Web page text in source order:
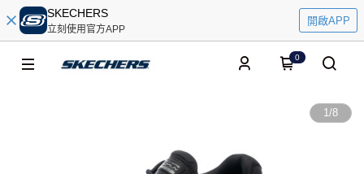
SKECHERS
立刻使用官方APP
開啟APP
0
1/8